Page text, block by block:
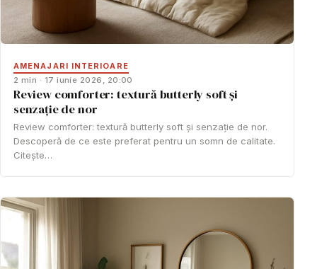
AMENAJARI INTERIOARE
2 min · 17 iunie 2026, 20:00
Review comforter: textură butterly soft și
senzație de nor
Review comforter: textură butterly soft și senzație de nor.
Descoperă de ce este preferat pentru un somn de calitate.
Citește…